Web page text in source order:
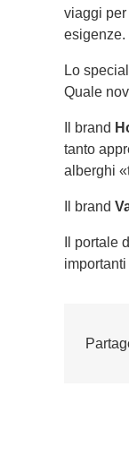
viaggi
esigenze.
Lo
Quale
Il brand
tanto
alberghi
Il brand
Il portale